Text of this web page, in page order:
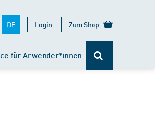
DE Login Zum Shop
für Anwender*innen